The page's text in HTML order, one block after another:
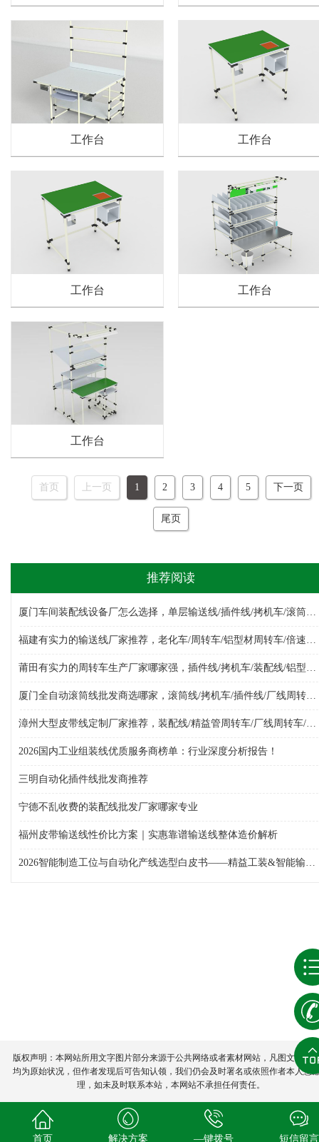
工作台 工作台
工作台 工作台
工作台
首页 上一页 1 2 3 4 5 下一页
尾页
推荐阅读
厦门车间装配线设备厂怎么选择，单层输送线/插件线/拷机车/滚筒线/倍速链组装线/厂线周转车，装配线生产厂家哪家好
福建有实力的输送线厂家推荐，老化车/周转车/铝型材周转车/倍速链组装线/单层输送线/皮带线，输送线设备生产厂家选哪家
莆田有实力的周转车生产厂家哪家强，插件线/拷机车/装配线/铝型材周转车/多层周转车/厂线周转车，周转车生产厂家哪家专业
厦门全自动滚筒线批发商选哪家，滚筒线/拷机车/插件线/厂线周转车/物料周转车/周转车/倍速链组装线，滚筒线批发厂选哪家
漳州大型皮带线定制厂家推荐，装配线/精益管周转车/厂线周转车/单层输送线/组装线/倍速链组装线/周转车，皮带线厂选哪家
2026国内工业组装线优质服务商榜单：行业深度分析报告！
三明自动化插件线批发商推荐
宁德不乱收费的装配线批发厂家哪家专业
福州皮带输送线性价比方案｜实惠靠谱输送线整体造价解析
2026智能制造工位与自动化产线选型白皮书——精益工装&智能输送设备综合采购指南
版权声明：本网站所用文字图片部分来源于公共网络或者素材网站，凡图文未署
均为原始状况，但作者发现后可告知认领，我们仍会及时署名或依照作者本人意
理，如未及时联系本站，本网站不承担任何责任。
首页 解决方案 —键拨号 短信留言